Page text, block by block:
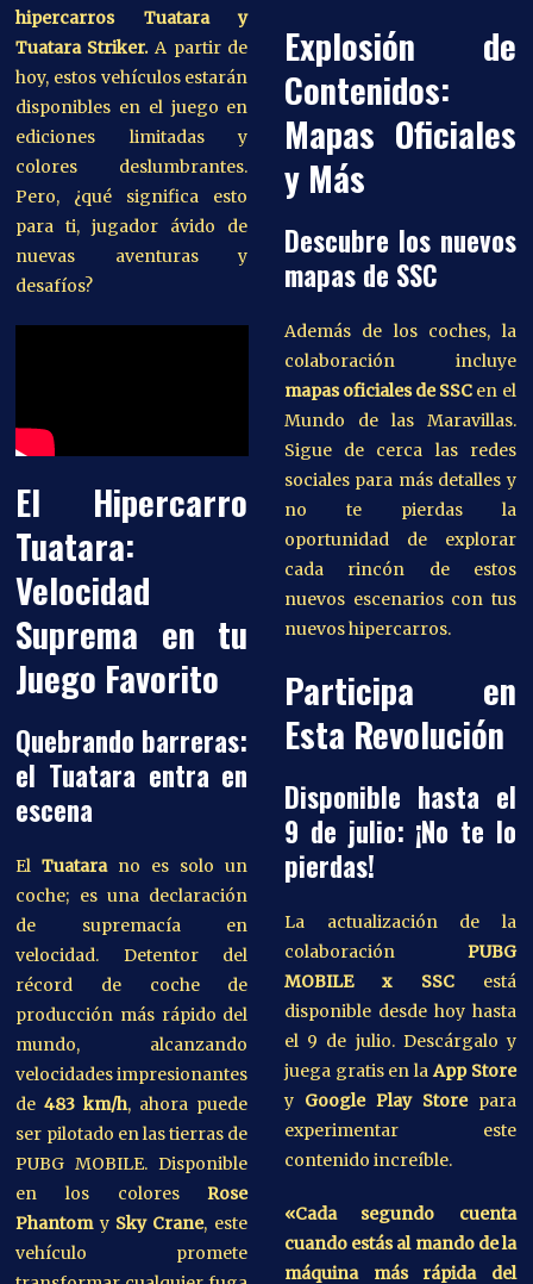
hipercarros Tuatara y
Tuatara Striker.A partir de
hoy, estos vehículos estarán
disponibles en el juego en
ediciones limitadas y
colores deslumbrantes.
Pero, ¿qué significa esto
para ti, jugador ávido de
nuevas aventuras y
desafíos?
El Hipercarro
Tuatara:
Velocidad
Suprema en tu
Juego Favorito
Quebrando barreras:
el Tuatara entra en
escena
ElTuatarano es solo un
coche; es una declaración
de supremacía en
velocidad. Detentor del
récord de coche de
producción más rápido del
mundo, alcanzando
velocidades impresionantes
de483 km/h, ahora puede
ser pilotado en las tierras de
PUBG MOBILE. Disponible
en los coloresRose
Phantomy Sky Crane, este
vehículo promete
Explosión de
Contenidos:
Mapas Oficiales
y Más
Descubre los nuevos
mapas de SSC
Además de los coches, la
colaboración incluye
mapas oficiales de SSCen el
Mundo de las Maravillas.
Sigue de cerca las redes
sociales para más detalles y
no te pierdas la
oportunidad de explorar
cada rincón de estos
nuevos escenarios con tus
nuevos hipercarros.
Participa en
Esta Revolución
Disponible hasta el
9 de julio: ¡No te lo
pierdas!
La actualización de la
colaboración PUBG
MOBILE x SSCestá
disponible desde hoy hasta
el 9 de julio. Descárgalo y
juega gratis en la App Store
y Google Play Storepara
experimentar este
contenido increíble.
«Cada segundo cuenta
cuando estás al mando de la
máquina más rápida del